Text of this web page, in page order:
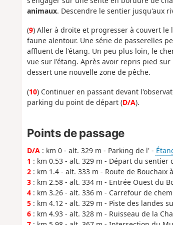
animaux. Descendre le sentier jusqu'aux
(9) Aller à droite et progresser à couvert
faune alentour. Une série de passerelles
affluent de l'étang. Un peu plus loin, le
vue sur l'étang. Après avoir repris pied
dessert une nouvelle zone de pêche.
(10) Continuer en passant devant
parking du point de départ (D/A).
Points de passage
D/A: km 0 - alt. 329 m - Parking de l' -
1 : km 0.53 - alt. 329 m - Départ du sentier
2: km 1.4 - alt. 333 m - Route de Bouchaix
3: km 2.58 - alt. 334 m - Entrée Ouest du
4: km 3.26 - alt. 336 m - Carrefour de
5: km 4.12 - alt. 329 m - Piste des landes
6: km 4.93 - alt. 328 m - Ruisseau de la